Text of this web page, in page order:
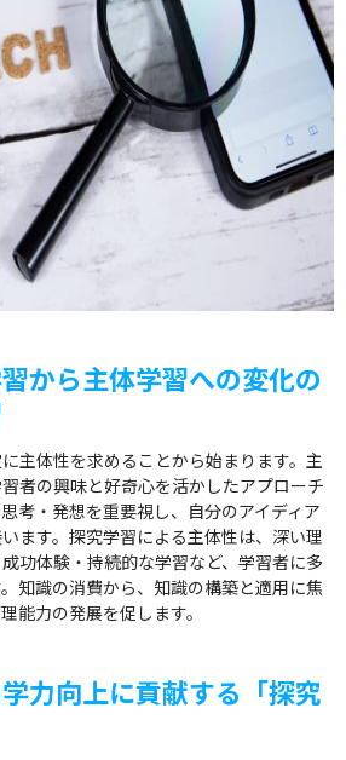
から主体学習への変化の
主体性を求めることから始まります。主
者の興味と好奇心を活かしたアプローチ
考・発想を重要視し、自分のアイディア
ます。探究学習による主体性は、深い理
功体験・持続的な学習など、学習者に多
知識の消費から、知識の構築と適用に焦
能力の発展を促します。
学力向上に貢献する「探究